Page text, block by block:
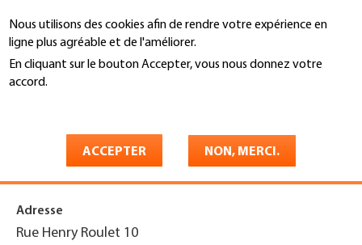
Nous utilisons des cookies afin de rendre votre expérience en
ligne plus agréable et de l'améliorer.
En cliquant sur le bouton Accepter, vous nous donnez votre
accord.
ACCEPTER NON, MERCI.
au
contenu
principal
Recherche
You
installation sanit., ferblanterie
Adresse
Rue Henry Roulet 10